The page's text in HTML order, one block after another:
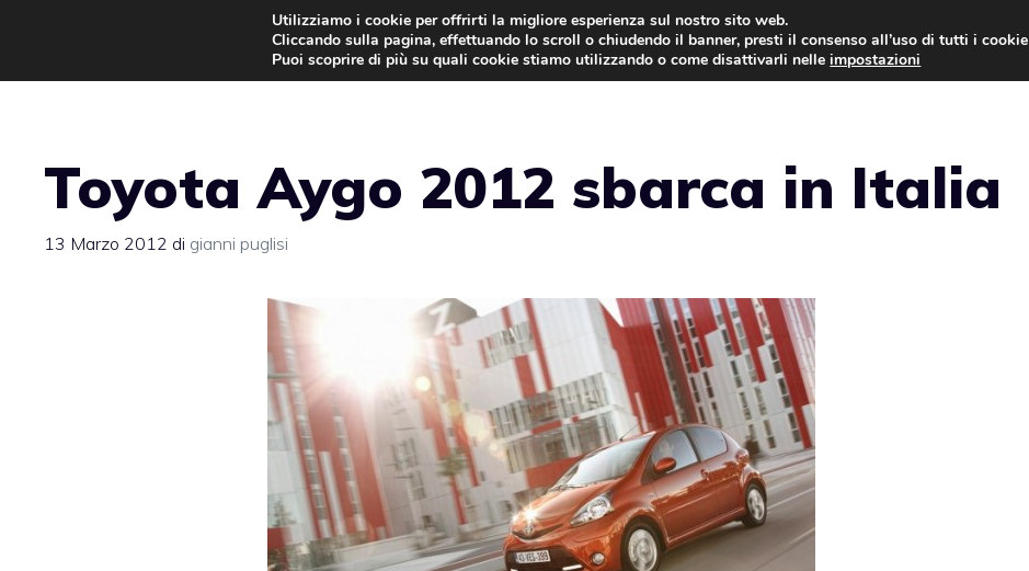
contenuto
AUTO NEWS
Toyota Aygo 2012 sbarca in Italia
13 Marzo 2012 di gianni puglisi
Utilizziamo i cookie per offrirti la migliore esperienza sul nostro sito web.
Cliccando sulla pagina, effettuando lo scroll o chiudendo il banner, presti il consenso all’uso di tutti i cookie
Puoi scoprire di più su quali cookie stiamo utilizzando o come disattivarli nelleimpostazioni